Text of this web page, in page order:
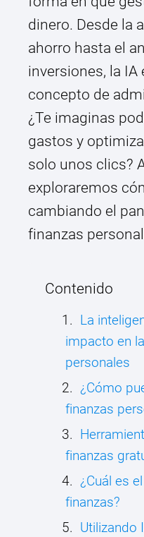
dinero. Desde la
ahorro hasta el
inversiones, la IA
concepto de
¿Te imaginas
gastos y
solo unos clics?
exploraremos
cambiando el
finanzas
Contenido
La
impacto en
personales
¿Cómo
finanzas
finanzas
¿Cuál es
finanzas?
Utilizando